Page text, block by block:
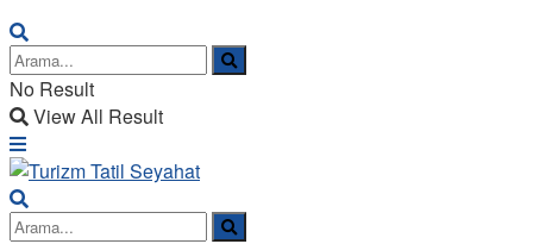
No Result
View All Result